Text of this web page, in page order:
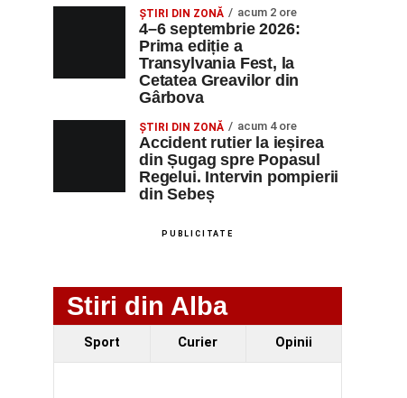
ȘTIRI DIN ZONĂ acum 2 ore
4–6 septembrie 2026:
Prima ediție a
Transylvania Fest, la
Cetatea Greavilor din
Gârbova
ȘTIRI DIN ZONĂ acum 4 ore
Accident rutier la ieșirea
din Șugag spre Popasul
Regelui. Intervin pompierii
din Sebeș
PUBLICITATE
Stiri din Alba
Sport Curier Opinii